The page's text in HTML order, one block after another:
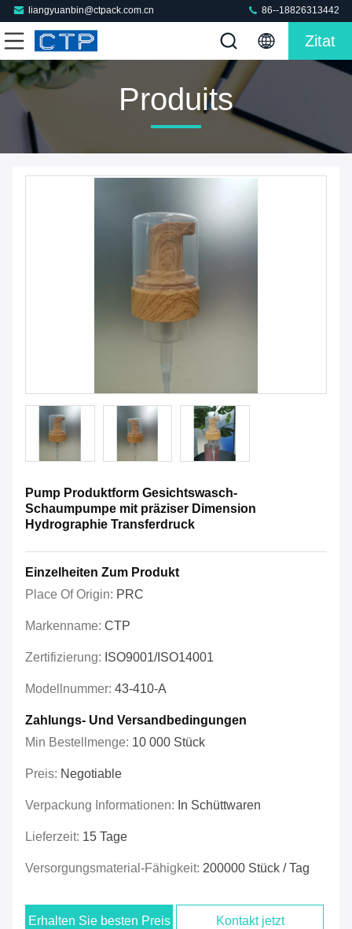
liangyuanbin@ctpack.com.cn 86--18826313442
Zitat
Produits
Pump Produktform Gesichtswasch-
Schaumpumpe mit präziser Dimension
Hydrographie Transferdruck
Einzelheiten Zum Produkt
Place Of Origin: PRC
Markenname: CTP
Zertifizierung: ISO9001/ISO14001
Modellnummer: 43-410-A
Zahlungs- Und Versandbedingungen
Min Bestellmenge: 10 000 Stück
Preis: Negotiable
Verpackung Informationen: In Schüttwaren
Lieferzeit: 15 Tage
Versorgungsmaterial-Fähigkeit: 200000 Stück / Tag
Erhalten Sie besten Preis Kontakt jetzt